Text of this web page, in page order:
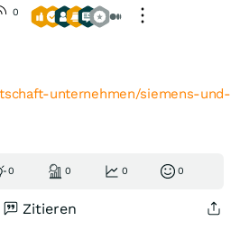
0
unternehmen/siemens-und-
0 0 0 0
Zitieren